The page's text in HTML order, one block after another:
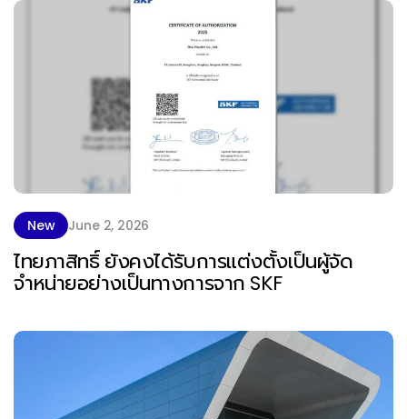
New June 2, 2026
ไทยภาสิทธิ์ ยังคงได้รับการแต่งตั้งเป็นผู้จัด
จำหน่ายอย่างเป็นทางการจาก SKF